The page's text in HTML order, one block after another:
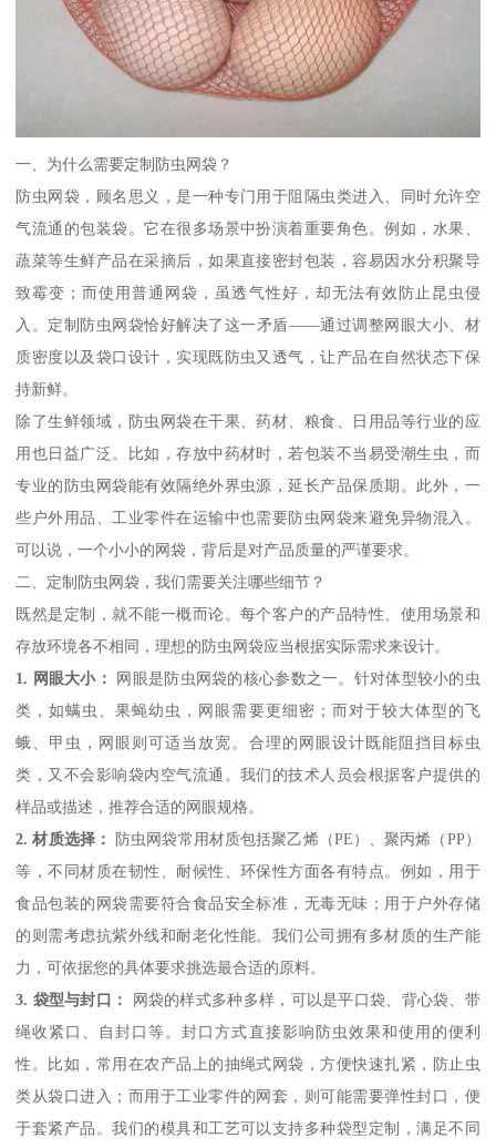
一、为什么需要定制防虫网袋？
防虫网袋，顾名思义，是一种专门用于阻隔虫类进入、同时允许空
气流通的包装袋。它在很多场景中扮演着重要角色。例如，水果、
蔬菜等生鲜产品在采摘后，如果直接密封包装，容易因水分积聚导
致霉变；而使用普通网袋，虽透气性好，却无法有效防止昆虫侵
入。定制防虫网袋恰好解决了这一矛盾——通过调整网眼大小、材
质密度以及袋口设计，实现既防虫又透气，让产品在自然状态下保
持新鲜。
除了生鲜领域，防虫网袋在干果、药材、粮食、日用品等行业的应
用也日益广泛。比如，存放中药材时，若包装不当易受潮生虫，而
专业的防虫网袋能有效隔绝外界虫源，延长产品保质期。此外，一
些户外用品、工业零件在运输中也需要防虫网袋来避免异物混入。
可以说，一个小小的网袋，背后是对产品质量的严谨要求。
二、定制防虫网袋，我们需要关注哪些细节？
既然是定制，就不能一概而论。每个客户的产品特性、使用场景和
存放环境各不相同，理想的防虫网袋应当根据实际需求来设计。
1. 网眼大小：
网眼是防虫网袋的核心参数之一。针对体型较小的虫
类，如螨虫、果蝇幼虫，网眼需要更细密；而对于较大体型的飞
蛾、甲虫，网眼则可适当放宽。合理的网眼设计既能阻挡目标虫
类，又不会影响袋内空气流通。我们的技术人员会根据客户提供的
样品或描述，推荐合适的网眼规格。
2. 材质选择：
防虫网袋常用材质包括聚乙烯（PE）、聚丙烯（PP）
等，不同材质在韧性、耐候性、环保性方面各有特点。例如，用于
食品包装的网袋需要符合食品安全标准，无毒无味；用于户外存储
的则需考虑抗紫外线和耐老化性能。我们公司拥有多材质的生产能
力，可依据您的具体要求挑选最合适的原料。
3. 袋型与封口：
网袋的样式多种多样，可以是平口袋、背心袋、带
绳收紧口、自封口等。封口方式直接影响防虫效果和使用的便利
性。比如，常用在农产品上的抽绳式网袋，方便快速扎紧，防止虫
类从袋口进入；而用于工业零件的网套，则可能需要弹性封口，便
于套紧产品。我们的模具和工艺可以支持多种袋型定制，满足不同